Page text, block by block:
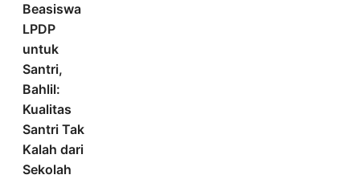
Beasiswa
LPDP
untuk
Santri,
Bahlil:
Kualitas
Santri Tak
Kalah dari
Sekolah